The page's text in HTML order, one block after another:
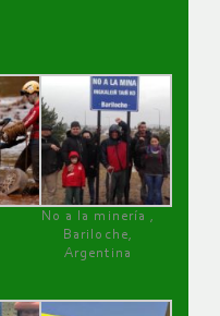
No a la minería ,
Bariloche,
Argentina